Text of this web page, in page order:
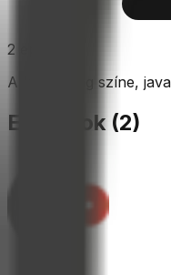
2
A kriptovilág színe, java
Epizódok (2)